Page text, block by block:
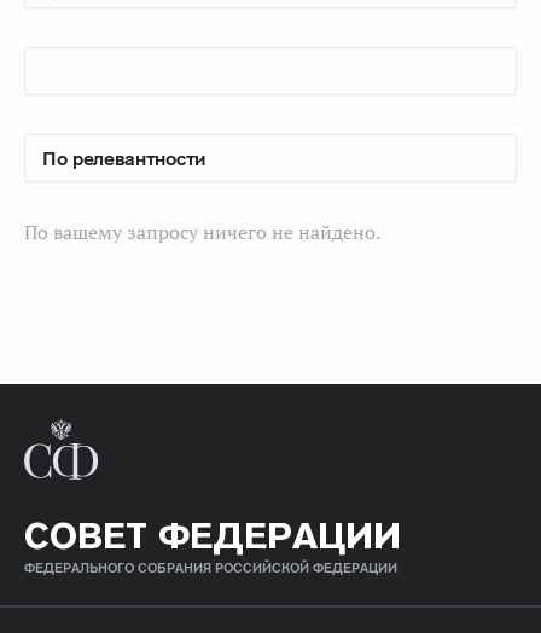
По вашему запросу ничего не найдено.
СОВЕТ ФЕДЕРАЦИИ
ФЕДЕРАЛЬНОГО СОБРАНИЯ РОССИЙСКОЙ ФЕДЕРАЦИИ